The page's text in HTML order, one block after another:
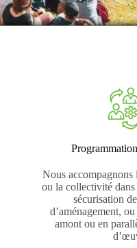
Nous accompagnons
ou la collectivité
sécurisation
d’aménagement,
amont ou en